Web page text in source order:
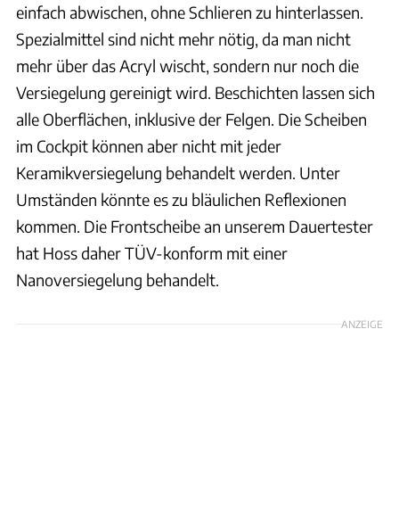
einfach abwischen, ohne Schlieren zu hinterlassen.
Spezialmittel sind nicht mehr nötig, da man nicht
mehr über das Acryl wischt, sondern nur noch die
Versiegelung gereinigt wird. Beschichten lassen sich
alle Oberflächen, inklusive der Felgen. Die Scheiben
im Cockpit können aber nicht mit jeder
Keramikversiegelung behandelt werden. Unter
Umständen könnte es zu bläulichen Reflexionen
kommen. Die Frontscheibe an unserem Dauertester
hat Hoss daher TÜV-konform mit einer
Nanoversiegelung behandelt.
ANZEIGE